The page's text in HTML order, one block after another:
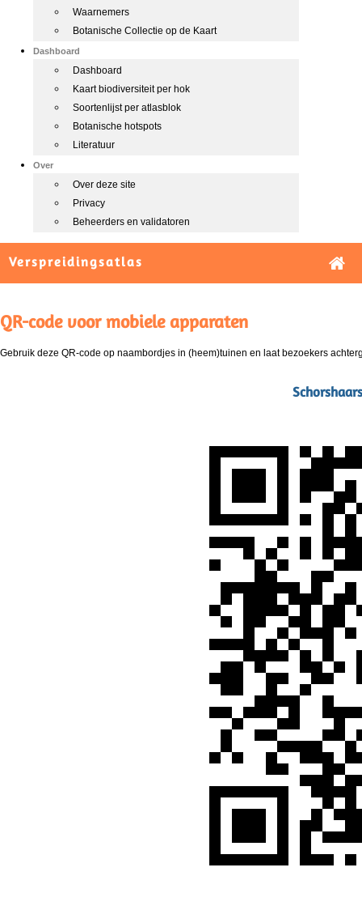
Waarnemers
Botanische Collectie op de Kaart
Dashboard
Dashboard
Kaart biodiversiteit per hok
Soortenlijst per atlasblok
Botanische hotspots
Literatuur
Over
Over deze site
Privacy
Beheerders en validatoren
Verspreidingsatlas
QR-code voor mobiele apparaten
Gebruik deze QR-code op naambordjes in (heem)tuinen en laat bezoekers